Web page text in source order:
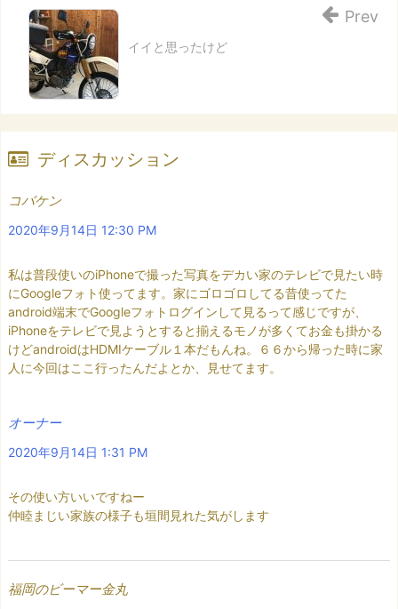
イイと思ったけど
Prev
ディスカッション
コバケン
2020年9月14日 12:30 PM
私は普段使いのiPhoneで撮った写真をデカい家のテレビで見たい時
にGoogleフォト使ってます。家にゴロゴロしてる昔使ってた
android端末でGoogleフォトログインして見るって感じですが、
iPhoneをテレビで見ようとすると揃えるモノが多くてお金も掛かる
けどandroidはHDMIケーブル１本だもんね。６６から帰った時に家
人に今回はここ行ったんだよとか、見せてます。
オーナー
2020年9月14日 1:31 PM
その使い方いいですねー
仲睦まじい家族の様子も垣間見れた気がします
福岡のビーマー金丸